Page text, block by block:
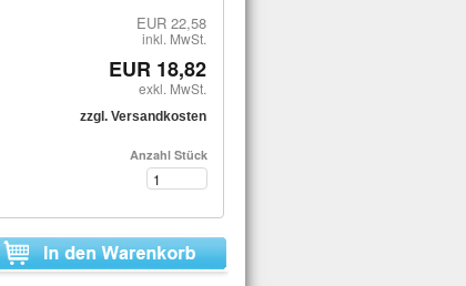
EUR 22,58
inkl. MwSt.
EUR 18,82
exkl. MwSt.
zzgl. Versandkosten
Anzahl Stück